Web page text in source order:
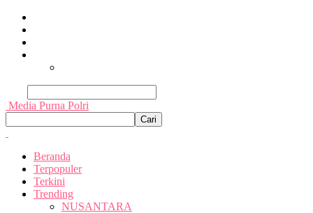
Media Purna Polri
Beranda
Terpopuler
Terkini
Trending
NUSANTARA